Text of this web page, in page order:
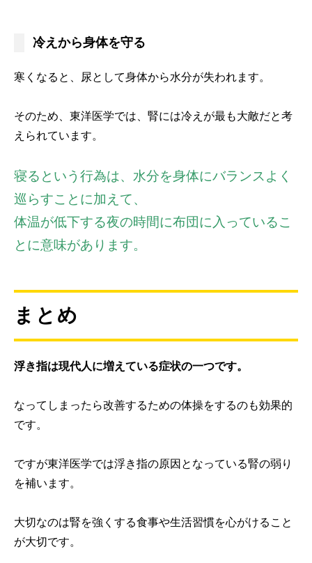
冷えから身体を守る
寒くなると、尿として身体から水分が失われます。
そのため、東洋医学では、腎には冷えが最も大敵だと考
えられています。
寝るという行為は、水分を身体にバランスよく
巡らすことに加えて、
体温が低下する夜の時間に布団に入っているこ
とに意味があります。
まとめ
浮き指は現代人に増えている症状の一つです。
なってしまったら改善するための体操をするのも効果的
です。
ですが東洋医学では浮き指の原因となっている腎の弱り
を補います。
大切なのは腎を強くする食事や生活習慣を心がけること
が大切です。